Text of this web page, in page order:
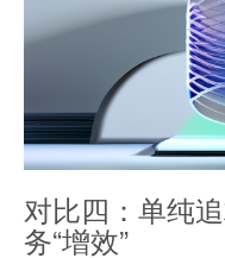
对比四：单纯
务“增效”